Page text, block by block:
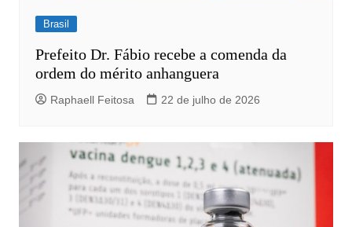
Brasil
Prefeito Dr. Fábio recebe a comenda da
ordem do mérito anhanguera
Raphaell Feitosa 22 de julho de 2026